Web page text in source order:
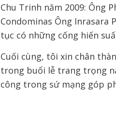
Chu Trinh năm 2009: Ông
Condominas Ông Inrasara
tục có những cống hiến
Cuối cùng, tôi xin chân
trong buổi lễ trang trọng
công trong sứ mạng góp